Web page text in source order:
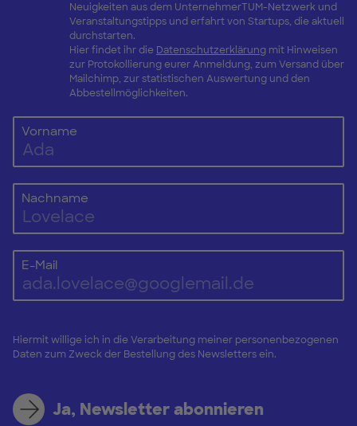
Neuigkeiten aus dem UnternehmerTUM-Netzwerk und
Veranstaltungstipps und erfahrt von Startups, die aktuell
durchstarten.
Hier findet ihr die Datenschutzerklärungmit Hinweisen
zur Protokollierung eurer Anmeldung, zum Versand über
Mailchimp, zur statistischen Auswertung und den
Abbestellmöglichkeiten.
Vorname
Nachname
E-Mail
Hiermit willige ich in die Verarbeitung meiner personenbezogenen
Daten zum Zweck der Bestellung des Newsletters ein.
Ja, Newsletter abonnieren